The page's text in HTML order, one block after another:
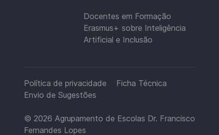
Docentes em Formação
Erasmus+ sobre Inteligência
Artificial e Inclusão
Política de privacidade
Ficha Técnica
Envio de Sugestões
© 2026 Agrupamento de Escolas Dr. Francisco
Fernandes Lopes